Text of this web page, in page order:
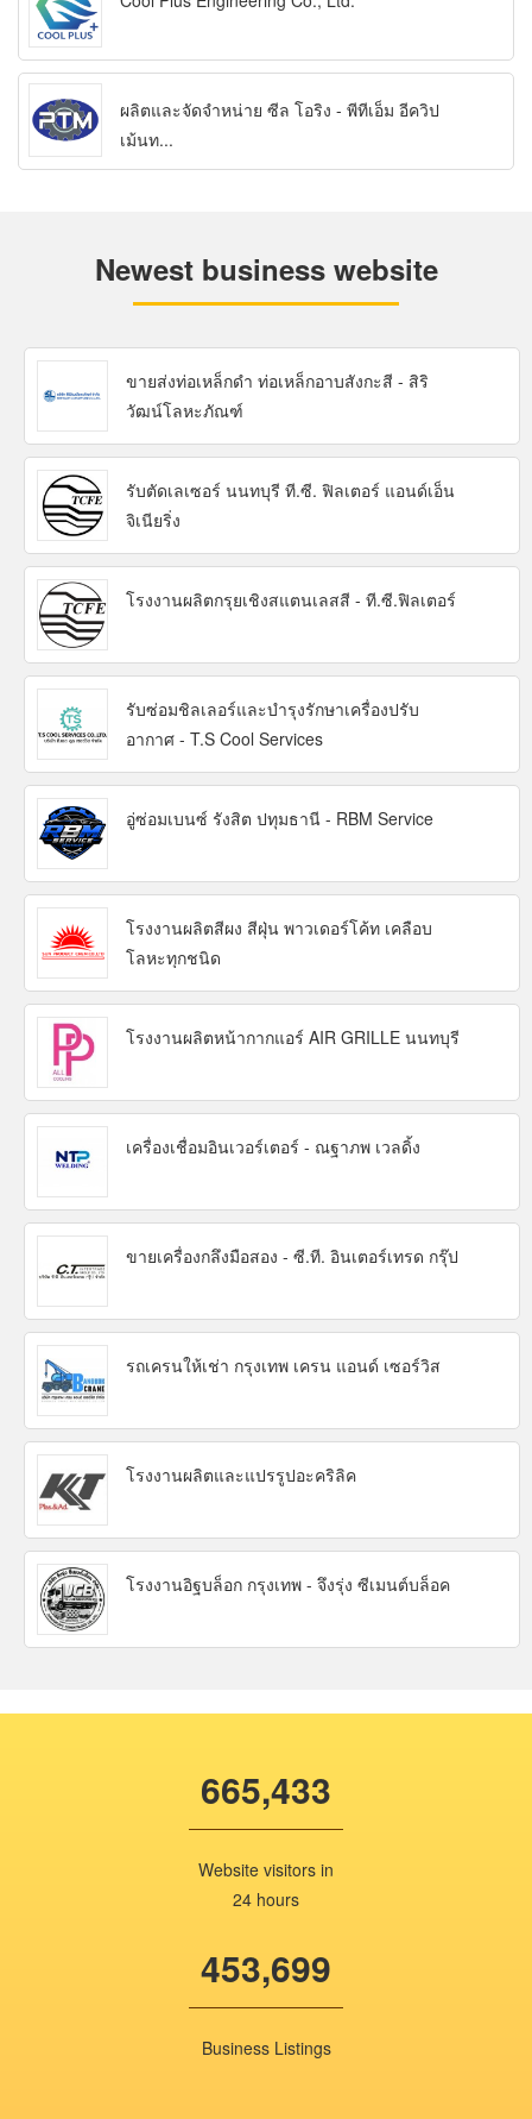
ผลิตและจัดจำหน่าย ซีล โอริง - พีทีเอ็ม อีควิป
เม้นท...
Newest business website
ขายส่งท่อเหล็กดำ ท่อเหล็กอาบสังกะสี - สิริ
วัฒน์โลหะภัณฑ์
รับตัดเลเซอร์ นนทบุรี ที.ซี. ฟิลเตอร์ แอนด์เอ็น
จิเนียริ่ง
โรงงานผลิตกรุยเชิงสแตนเลสสี - ที.ซี.ฟิลเตอร์
รับซ่อมชิลเลอร์และบำรุงรักษาเครื่องปรับ
อากาศ - T.S Cool Services
อู่ซ่อมเบนซ์ รังสิต ปทุมธานี - RBM Service
โรงงานผลิตสีผง สีฝุ่น พาวเดอร์โค้ท เคลือบ
โลหะทุกชนิด
โรงงานผลิตหน้ากากแอร์ AIR GRILLE นนทบุรี
เครื่องเชื่อมอินเวอร์เตอร์ - ณฐาภพ เวลดิ้ง
ขายเครื่องกลึงมือสอง - ซี.ที. อินเตอร์เทรด กรุ๊ป
รถเครนให้เช่า กรุงเทพ เครน แอนด์ เซอร์วิส
โรงงานผลิตและแปรรูปอะคริลิค
โรงงานอิฐบล็อก กรุงเทพ - จึงรุ่ง ซีเมนต์บล็อค
665,433
Website visitors in
24 hours
453,699
Business Listings